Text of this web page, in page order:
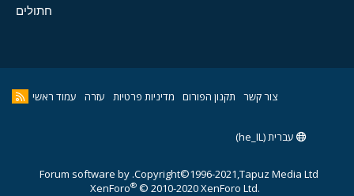
חתולים
צור קשר תקנון הפורום מדיניות פרטיות עזרה עמוד ראשי
עברית (he_IL)
Copyright©1996-2021,Tapuz Media Ltd.
Forum software by
XenForo® © 2010-2020 XenForo Ltd.